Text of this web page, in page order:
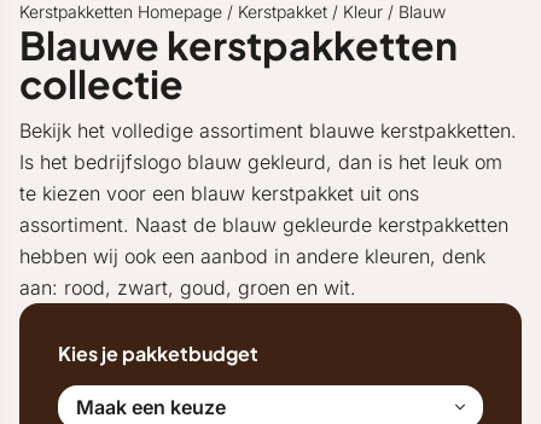
Kerstpakketten Homepage / Kerstpakket / Kleur / Blauw
Blauwe kerstpakketten
collectie
Bekijk het volledige assortiment blauwe kerstpakketten.
Is het bedrijfslogo blauw gekleurd, dan is het leuk om
te kiezen voor een blauw kerstpakket uit ons
assortiment. Naast de blauw gekleurde kerstpakketten
hebben wij ook een aanbod in andere kleuren, denk
aan: rood, zwart, goud, groen en wit.
Kies je pakketbudget
Maak een keuze